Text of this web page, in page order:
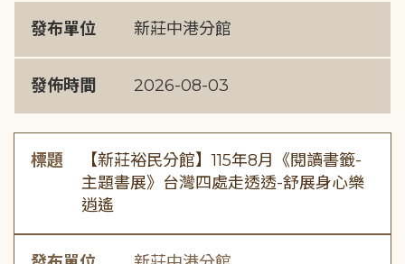
發布單位 新莊中港分館
發佈時間 2026-08-03
標題
【新莊裕民分館】115年8月《閱讀書籤-
主題書展》台灣四處走透透-舒展身心樂
逍遙